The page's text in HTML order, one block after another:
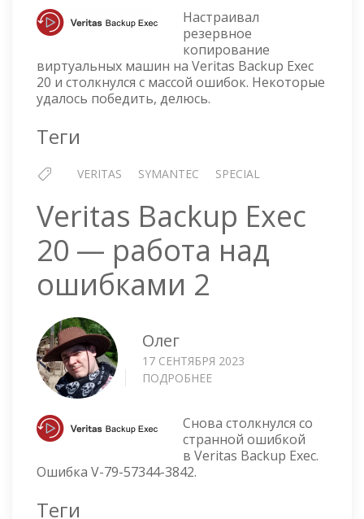
EXEC
20
—
РАБОТА
НАД
Настраивал
резервное
копирование
виртуальных машин на Veritas Backup Exec
20 и столкнулся с массой ошибок. Некоторые
удалось победить, делюсь.
Теги
VERITAS SYMANTEC SPECIAL
Veritas Backup Exec
20 — работа над
ошибками 2
Олег
17 СЕНТЯБРЯ 2023
ПОДРОБНЕЕ
EXEC
20
—
Снова столкнулся со
странной ошибкой
в Veritas Backup Exec.
Ошибка V-79-57344-3842.
Теги